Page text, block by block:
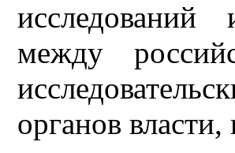
исследований
между
органов